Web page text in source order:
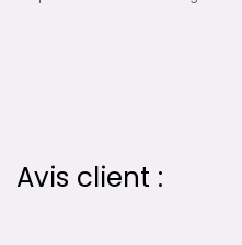
Avis client :